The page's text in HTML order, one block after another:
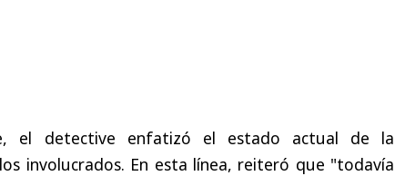
el detective enfatizó el estado actual de la
involucrados. En esta línea, reiteró que "todavía